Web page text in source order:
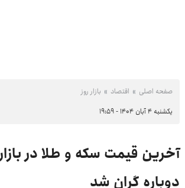
صفحه اصلی اقتصاد بازار روز
یکشنبه ۴ آبان ۱۴۰۴ - ۱۹:۵۹
آخرین قیمت سکه و طلا در
دوباره گران شد